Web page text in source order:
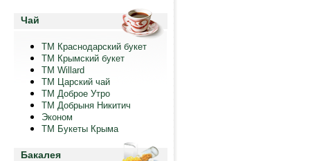
Чай
ТМ Краснодарский букет
ТМ Крымский букет
ТМ Willard
ТМ Царский чай
ТМ Доброе Утро
ТМ Добрыня Никитич
Эконом
ТМ Букеты Крыма
Бакалея